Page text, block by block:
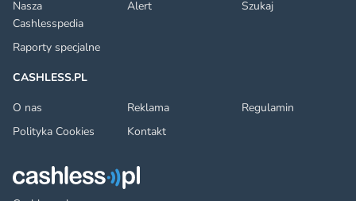
Nasza
Cashlesspedia
Alert Szukaj
Raporty specjalne
CASHLESS.PL
O nas
Reklama
Regulamin
Polityka Cookies
Kontakt